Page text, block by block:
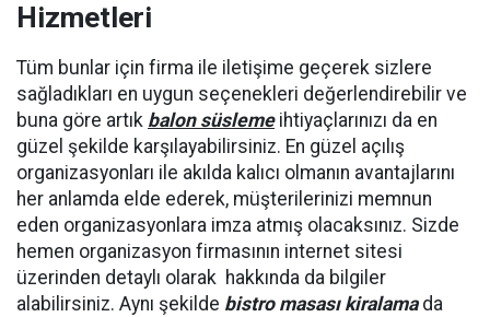
Hizmetleri
Tüm bunlar için firma ile iletişime geçerek sizlere
sağladıkları en uygun seçenekleri değerlendirebilir ve
buna göre artık balon süslemeihtiyaçlarınızı da en
güzel şekilde karşılayabilirsiniz. En güzel açılış
organizasyonları ile akılda kalıcı olmanın avantajlarını
her anlamda elde ederek, müşterilerinizi memnun
eden organizasyonlara imza atmış olacaksınız. Sizde
hemen organizasyon firmasının internet sitesi
üzerinden detaylı olarak hakkında da bilgiler
alabilirsiniz. Aynı şekilde bistro masası kiralamada